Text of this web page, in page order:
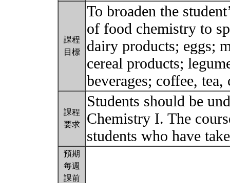
課程
目標
To broaden the
of food chemistry to
dairy products; eggs;
cereal products;
beverages; coffee,
課程
要求
Students should be
Chemistry I. The
students who have
預期
每週
課前